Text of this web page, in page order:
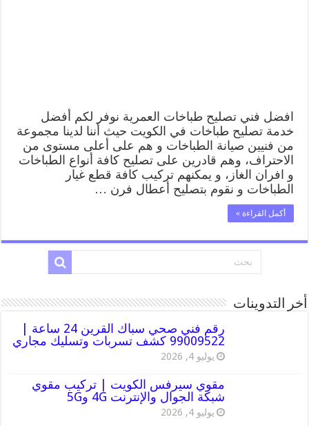
افضل فني تصليح طباخات العمرية نوفر لكم أفضل
خدمة تصليح طباخات في الكويت حيث أننا لدينا مجموعة
من فنيين صيانة الطباخات و هم على أعلى مستوى من
الاحتراف، وهم قادرين على تصليح كافة أنواع الطباخات
و افران الغاز، و يمكنهم تركيب كافة قطع غيار
الطباخات و نقوم بتصليح أعطال فرن …
أكمل القراءة »
أخر التدوينات
رقم فني صحي سباك القرين 24 ساعة |
99009522 كشف تسربات وتسليك مجاري
يوليو 4, 2026
مقوي سيرفس الكويت | تركيب مقوي
شبكة الجوال والإنترنت 4G و5G
يوليو 4, 2026